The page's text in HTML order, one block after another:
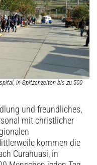
in Spitzenzeiten bis zu 500
und freundliches,
mit christlicher
kommen die
Curahuasi, in